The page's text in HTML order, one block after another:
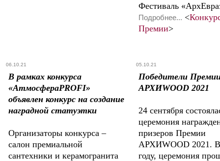
Фестиваль
Подробнее... <
Премии>
06.10.21
В рамках конкурса
«АтмосфераPROFI»
объявлен конкурс на создание
наградной статуэтки
Организаторы конкурса –
салон премиальной
сантехники и керамогранита
05.10.21
Победители
АРХИWOOD 2021
24 сентября
церемония
призеров Премии
АРХИWOOD 2021.
году, церемония